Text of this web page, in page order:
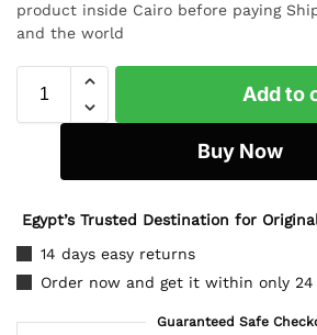
product inside Cairo before paying
and the world
Add to
Buy Now
Egypt’s Trusted Destination for
14 days easy returns
Order now and get it within only 24
Guaranteed Safe